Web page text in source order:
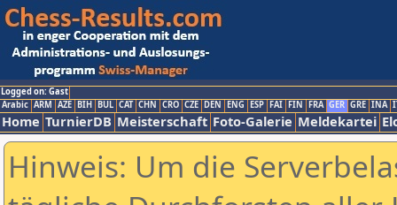
Logged on: Gast
Arabic ARM AZE BIH BUL CAT CHN CRO CZE DEN ENG ESP FAI FIN FRA GER GRE INA
Home TurnierDB Meisterschaft Foto-Galerie Meldekartei
Hinweis: Um die